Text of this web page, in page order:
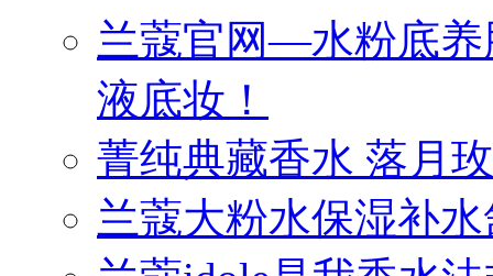
兰蔻官网—水粉底养
液底妆！
菁纯典藏香水 落月
兰蔻大粉水保湿补